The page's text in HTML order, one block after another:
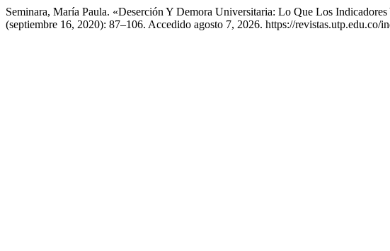
Seminara, María Paula. «Deserción Y Demora Universitaria: Lo Que Los
(septiembre 16, 2020): 87–106. Accedido agosto 7, 2026. https://revistas.utp.edu.co/